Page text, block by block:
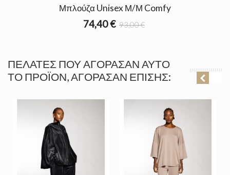
Μπλούζα Unisex Μ/Μ Comfy
74,40 € 93,00 €
ΠΕΛΆΤΕΣ ΠΟΥ ΑΓΌΡΑΣΑΝ ΑΥΤΌ
ΤΟ ΠΡΟΪΌΝ, ΑΓΌΡΑΣΑΝ ΕΠΊΣΗΣ: